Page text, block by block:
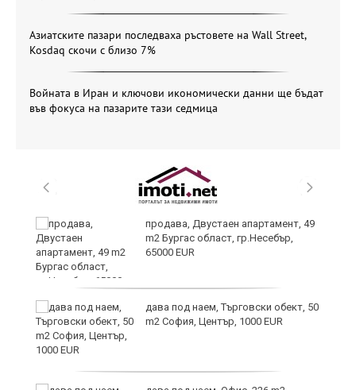
Азиатските пазари последваха ръстовете на Wall Street,
Kosdaq скочи с близо 7%
Войната в Иран и ключови икономически данни ще бъдат
във фокуса на пазарите тази седмица
продава, Двустаен апартамент, 49
m2 Бургас област, гр.Несебър,
65000 EUR
дава под наем, Търговски обект, 50
m2 София, Център, 1000 EUR